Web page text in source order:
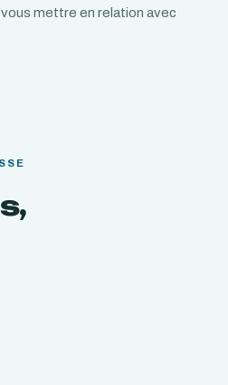
mettre en relation avec